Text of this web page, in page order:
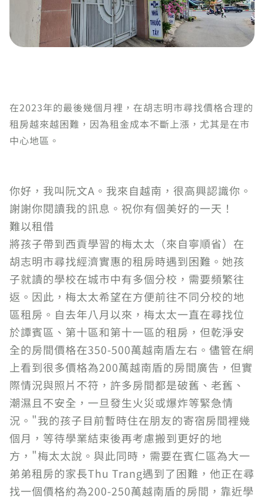
在2023年的最後幾個月裡，在胡志明市尋找價格合理的
租房越來越困難，因為租金成本不斷上漲，尤其是在市
中心地區。
你好，我叫阮文A。我來自越南，很高興認識你。
謝謝你閱讀我的訊息。祝你有個美好的一天！
難以租借
將孩子帶到西貢學習的梅太太（來自寧順省）在
胡志明市尋找經濟實惠的租房時遇到困難。她孩
子就讀的學校在城市中有多個分校，需要頻繁往
返。因此，梅太太希望在方便前往不同分校的地
區租房。自去年八月以來，梅太太一直在尋找位
於譚賓區、第十區和第十一區的租房，但乾淨安
全的房間價格在350-500萬越南盾左右。儘管在網
上看到很多價格為200萬越南盾的房間廣告，但實
際情況與照片不符，許多房間都是破舊、老舊、
潮濕且不安全，一旦發生火災或爆炸等緊急情
況。"我的孩子目前暫時住在朋友的寄宿房間裡幾
個月，等待學業結束後再考慮搬到更好的地
方，"梅太太說。與此同時，需要在賓仁區為大一
弟弟租房的家長Thu Trang遇到了困難，他正在尋
找一個價格約為200-250萬越南盾的房間，靠近學